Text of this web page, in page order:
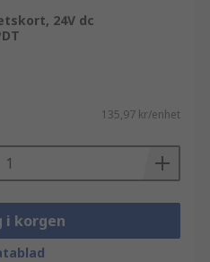
24V dc
135,97 kr/enhet
i korgen